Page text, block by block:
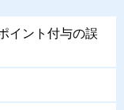
イント付与の誤